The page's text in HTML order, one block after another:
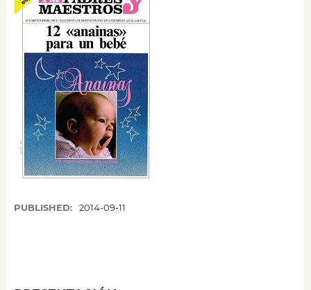
PUBLISHED: 2014-09-11